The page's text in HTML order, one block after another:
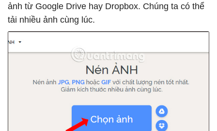
ảnh từ Google Drive hay Dropbox. Chúng ta có thể
tải nhiều ảnh cùng lúc.